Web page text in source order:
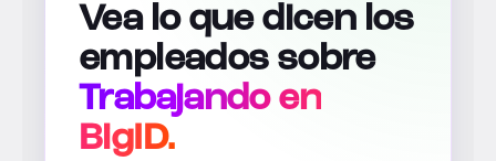
Vea lo que dicen los
empleados sobre
Trabajando en
BigID.